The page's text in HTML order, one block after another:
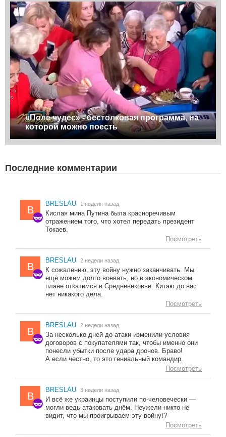
«Поле чудес» - бестолковая программа, на
которой можно поесть
Последние комментарии
B
BRESLAU 1 неделя назад
Кислая мина Путина была красноречивым
отражением того, что хотел передать президент
Токаев.
Посмотреть
B
BRESLAU 2 недели назад
К сожалению, эту войну нужно заканчивать. Мы
ещё можем долго воевать, но в экономическом
плане откатимся в Средневековье. Китаю до нас
нет никакого дела.
Посмотреть
B
BRESLAU 2 недели назад
За несколько дней до атаки изменили условия
договоров с покупателями так, чтобы именно они
понесли убытки после удара дронов. Браво!
А если честно, то это гениальный командир.
Посмотреть
B
BRESLAU 3 недели назад
И всё же украинцы поступили по-человечески —
могли ведь атаковать днём. Неужели никто не
видит, что мы проигрываем эту войну!?
Посмотреть